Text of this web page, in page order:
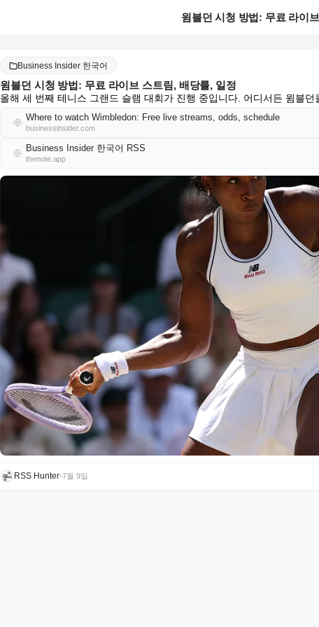
Business Insider 한국어
윔블던 시청 방법: 무료 라이브 스트림, 배당률, 일정
올해 세 번째 테니스 그랜드 슬램 대회가 진행 중입니다. 어디서든 윔블
Where to watch Wimbledon: Free live streams, odds, schedule
businessinsider.com
Business Insider 한국어 RSS
thenote.app
RSS Hunter•7월 9일